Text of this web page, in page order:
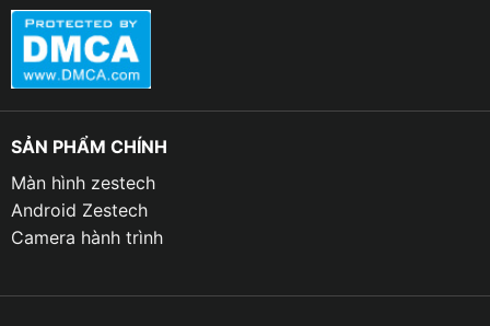
SẢN PHẨM CHÍNH
Màn hình zestech
Android Zestech
Camera hành trình